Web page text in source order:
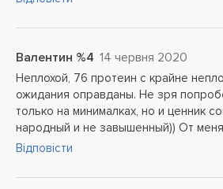
Валентин %4 14 червня 2020
Неплохой, 76 протеин с крайне
ожидания оправданы. Не зря
только на минималках, но и ценник
народный и не завышенный)) От
Відповісти